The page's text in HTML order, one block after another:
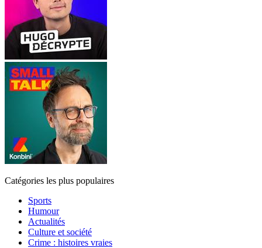
Catégories les plus populaires
Sports
Humour
Actualités
Culture et société
Crime : histoires vraies